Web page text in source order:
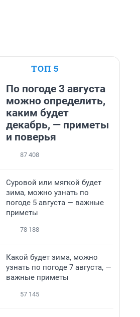
ТОП 5
По погоде 3 августа
можно определить,
каким будет
декабрь, — приметы
и поверья
87 408
Суровой или мягкой будет
зима, можно узнать по
погоде 5 августа — важные
приметы
78 188
Какой будет зима, можно
узнать по погоде 7 августа, —
важные приметы
57 145